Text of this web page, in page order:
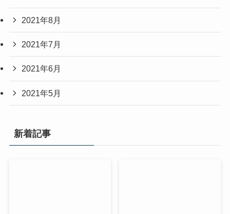
2021年8月
2021年7月
2021年6月
2021年5月
新着記事